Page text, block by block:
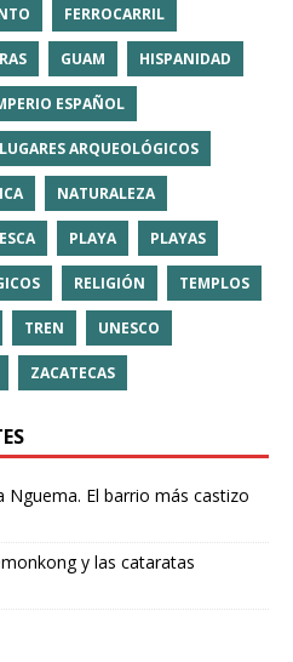
FERROCARRIL
GUAM HISPANIDAD
ESPAÑOL
LUGARES ARQUEOLÓGICOS
NATURALEZA
PLAYA PLAYAS
RELIGIÓN TEMPLOS
TREN UNESCO
ZACATECAS
Nguema. El barrio más castizo
y las cataratas